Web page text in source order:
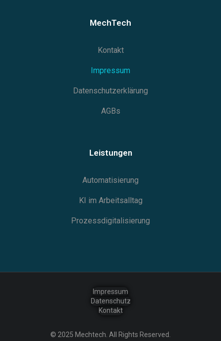
MechTech
Kontakt
Impressum
Datenschutzerklärung
AGBs
Leistungen
Automatisierung
KI im Arbeitsalltag
Prozessdigitalisierung
© 2025 Mechtech. All Rights Reserved.
Impressum
Datenschutz
Kontakt